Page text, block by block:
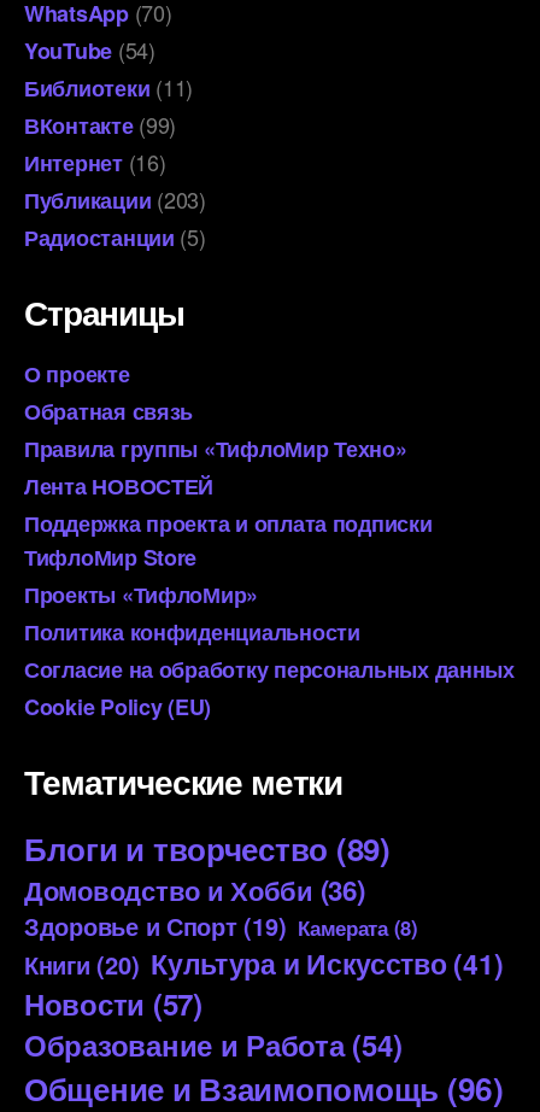
WhatsApp(70)
YouTube (54)
Библиотеки (11)
ВКонтакте(99)
Интернет(16)
Публикации (203)
Радиостанции (5)
Страницы
О проекте
Обратная связь
Правила группы «ТифлоМир Техно»
Лента НОВОСТЕЙ
Поддержка проекта и оплата подписки
ТифлоМир Store
Проекты «ТифлоМир»
Политика конфиденциальности
Согласие на обработку персональных данных
Cookie Policy (EU)
Тематические метки
Блоги и творчество (89)
Домоводство и Хобби (36)
Здоровье и Спорт(19) Камерата(8)
Книги (20) Культура и Искусство(41)
Новости (57)
Образование и Работа(54)
Общение и Взаимопомощь (96)